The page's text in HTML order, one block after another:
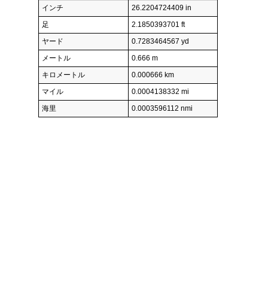
インチ
26.2204724409 in
足
2.1850393701 ft
ヤード
0.7283464567 yd
メートル
0.666 m
キロメートル
0.000666 km
マイル
0.0004138332 mi
海里
0.0003596112 nmi